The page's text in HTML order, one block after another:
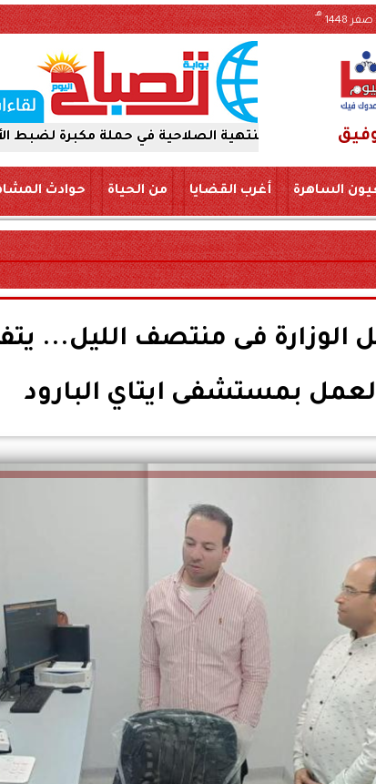
هـ
منتهية الصلاحية في حملة مكبرة لضبط الأسواق
الساهرة أغرب القضايا من الحياة حوادث
الوزارة فى منتصف الليل...
بمستشفى ايتاي البارود